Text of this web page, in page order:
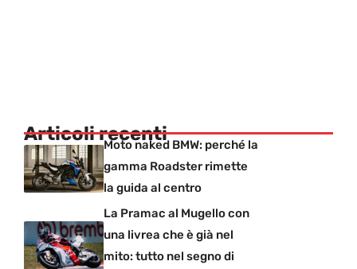
Articoli recentiMoto naked BMW: perché la
gamma Roadster rimette
la guida al centro
La Pramac al Mugello con
una livrea che è già nel
mito: tutto nel segno di